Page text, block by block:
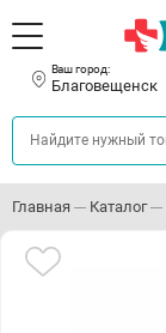
Ваш город:
Благовещенск
Главная Каталог